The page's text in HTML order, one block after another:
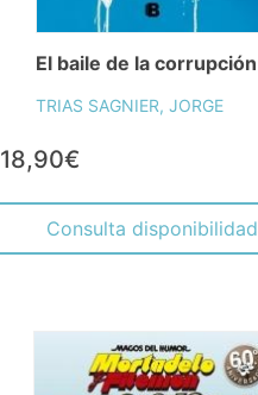
El baile de la corrupción
TRIAS SAGNIER, JORGE
18,90€
Consulta disponibilidad